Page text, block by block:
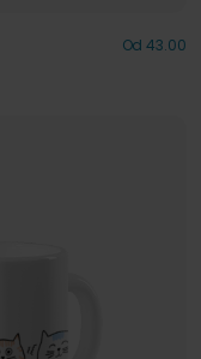
Od 43.00